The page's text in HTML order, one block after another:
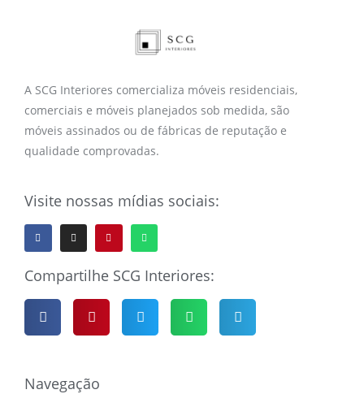
A SCG Interiores comercializa móveis residenciais,
comerciais e móveis planejados sob medida, são
móveis assinados ou de fábricas de reputação e
qualidade comprovadas.
Visite nossas mídias sociais:
Compartilhe SCG Interiores:
Navegação